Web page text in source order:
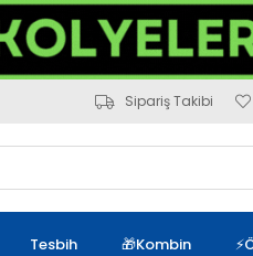
Sipariş Takibi
Tesbih 🎁Kombin